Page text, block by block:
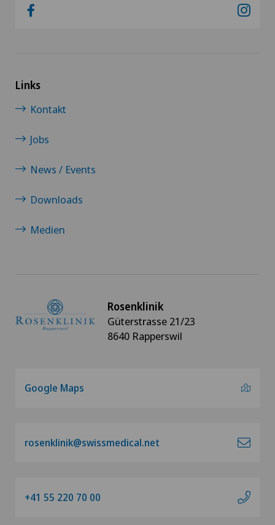
Viszeralchirurgie
Links
Kontakt
Jobs
News / Events
Downloads
Medien
Rosenklinik
Güterstrasse 21/23
8640 Rapperswil
Google Maps
rosenklinik@swissmedical.net
+41 55 220 70 00